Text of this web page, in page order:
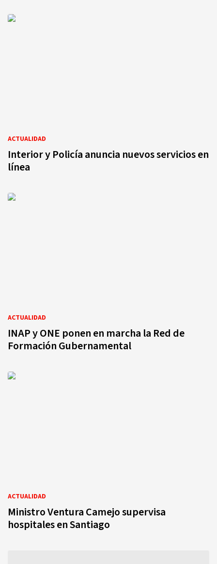
ACTUALIDAD
Interior y Policía anuncia nuevos servicios en
línea
ACTUALIDAD
INAP y ONE ponen en marcha la Red de
Formación Gubernamental
ACTUALIDAD
Ministro Ventura Camejo supervisa
hospitales en Santiago